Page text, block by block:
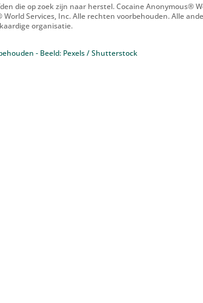
die op zoek zijn naar herstel. Cocaine Anonymous®
Services, Inc. Alle rechten voorbehouden. Alle
organisatie.
- Beeld: Pexels / Shutterstock